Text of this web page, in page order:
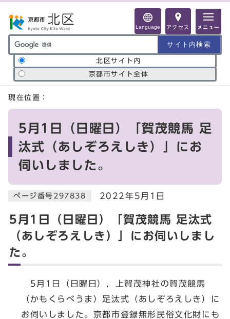
Language アクセス メニュー
サイト内検索の範囲
北区サイト内
京都市サイト全体
ここから本文です
現在位置：
5月1日（日曜日）「賀茂競馬 足
汰式（あしぞろえしき）」にお
伺いしました。
ページ番号297838 2022年5月1日
5月1日（日曜日）「賀茂競馬 足汰式
（あしぞろえしき）」にお伺いしまし
た。
5月1日（日曜日），上賀茂神社の賀茂競馬
（かもくらべうま）足汰式（あしぞろえしき）に
お伺いしました。京都市登録無形民俗文化財にも